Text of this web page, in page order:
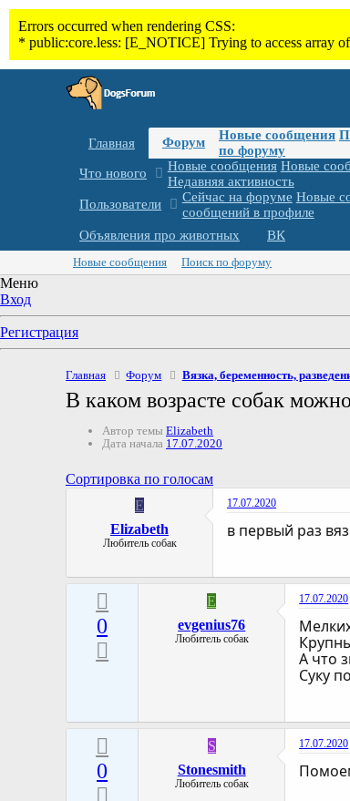
Главная Форум Новые сообщения
по форуму
Что нового
Новые сообщения Новые
Недавняя активность
Пользователи
Сейчас на форуме Новые
сообщений в профиле
Объявления про животных ВК
Новые сообщения Поиск по форуму
Меню
Вход
Регистрация
Главная Форум Вязка, беременность,
В каком возрасте собак
Автор темы Elizabeth
Дата начала 17.07.2020
Сортировка по голосам
E
Elizabeth
Любитель собак
17.07.2020
в первый раз
0
E
evgenius76
Любитель собак
17.07.2020
А что
Суку
0
S
Stonesmith
Любитель собак
17.07.2020